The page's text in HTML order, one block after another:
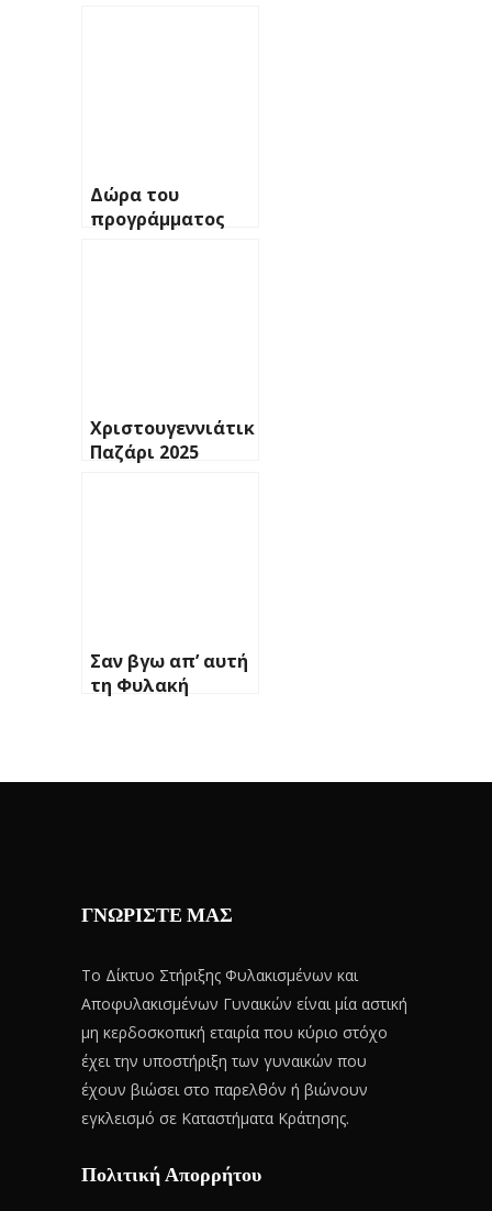
Δώρα του
προγράμματος
Χριστουγεννιάτικο
Παζάρι 2025
Σαν βγω απ’ αυτή
τη Φυλακή
ΓΝΩΡΙΣΤΕ ΜΑΣ
Το Δίκτυο Στήριξης Φυλακισμένων και
Αποφυλακισμένων Γυναικών είναι μία αστική
μη κερδοσκοπική εταιρία που κύριο στόχο
έχει την υποστήριξη των γυναικών που
έχουν βιώσει στο παρελθόν ή βιώνουν
εγκλεισμό σε Καταστήματα Κράτησης.
Πολιτική Απορρήτου